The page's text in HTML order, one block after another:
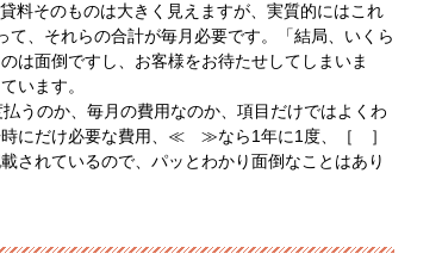
料そのものは大きく見えますが、実質的にはこれ
、それらの合計が毎月必要です。「結局、いくら
は面倒ですし、お客様をお待たせしてしまいま
います。
うのか、毎月の費用なのか、項目だけではよくわ
にだけ必要な費用、≪ ≫なら1年に1度、［ ］
されているので、パッとわかり面倒なことはあり